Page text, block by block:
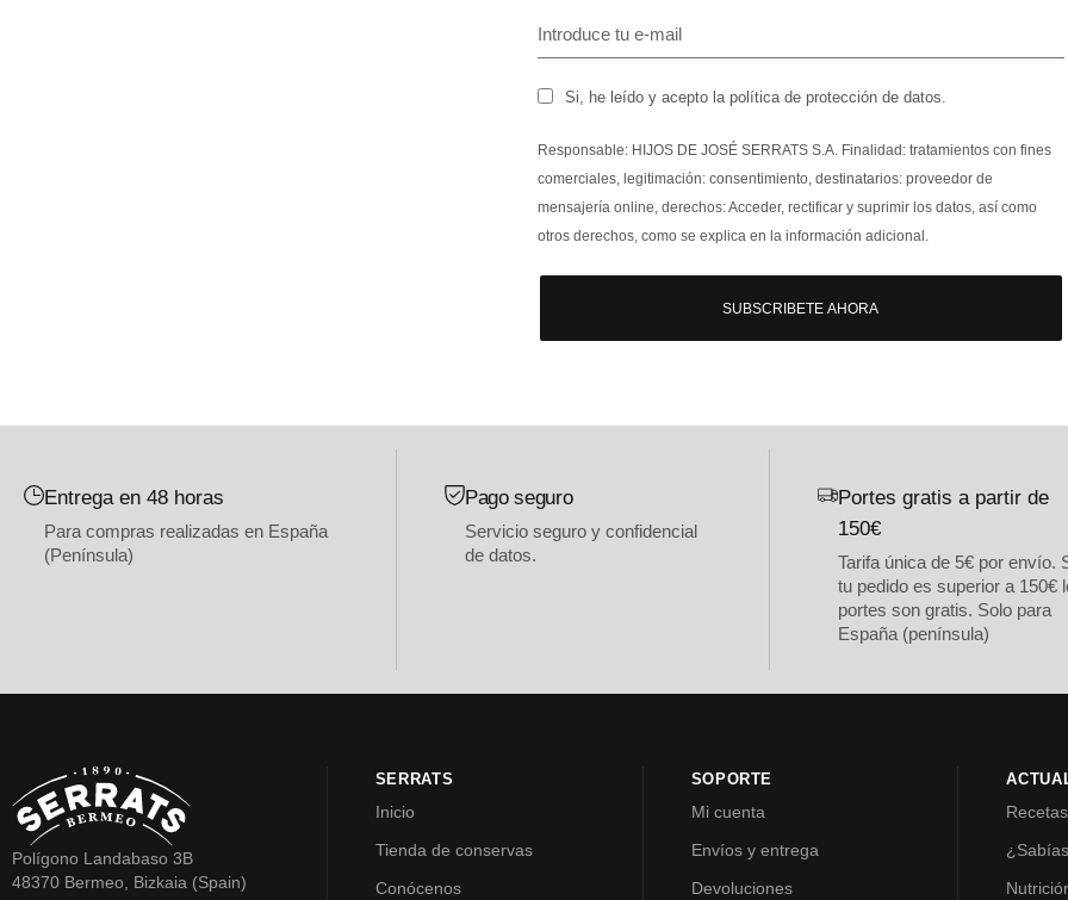
Si, he leído y acepto la política de protección de datos.
Responsable: HIJOS DE JOSÉ SERRATS S.A. Finalidad: tratamientos con fines
comerciales, legitimación: consentimiento, destinatarios: proveedor de
mensajería online, derechos: Acceder, rectificar y suprimir los datos, así como
otros derechos, como se explica en la información adicional.
SUBSCRIBETE AHORA
Entrega en 48 horas
Para compras realizadas en España
(Península)
Pago seguro
Servicio seguro y confidencial
de datos.
Portes gratis a partir de
150€
Tarifa única de 5€ por envío.
tu pedido es superior a 150€
portes son gratis. Solo para
España (península)
Polígono Landabaso 3B
48370 Bermeo, Bizkaia (Spain)
SERRATS
Inicio
Tienda de conservas
Conócenos
SOPORTE
Mi cuenta
Envíos y entrega
Devoluciones
Recetas